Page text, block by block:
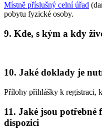
Místně příslušný celní úřad
pobytu fyzické osoby.
9. Kde, s kým a kdy
10. Jaké doklady je
Přílohy přihlášky k registraci,
11. Jaké jsou
dispozici